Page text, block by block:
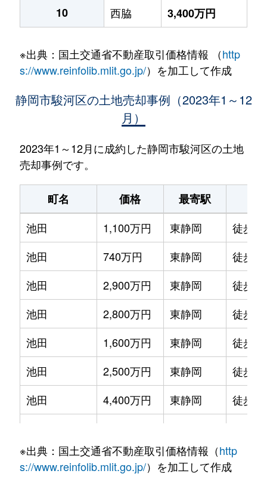
10
西脇 3,400万円
※出典：国土交通省不動産取引価格情報 （http
s://www.reinfolib.mlit.go.jp/）を加工して作成
静岡市駿河区の土地売却事例（2023年1～12
月）
2023年1～12月に成約した静岡市駿河区の土地
売却事例です。
町名 価格 最寄駅
池田
1,100万円 東静岡
徒歩
池田
740万円 東静岡
徒歩
池田
2,900万円 東静岡
徒歩
池田
2,800万円 東静岡
徒歩
池田
1,600万円 東静岡
徒歩
池田
2,500万円 東静岡
徒歩
池田
4,400万円 東静岡
徒歩
稲川
2,100万円 静岡
徒歩
※出典：国土交通省不動産取引価格情報（http
s://www.reinfolib.mlit.go.jp/）を加工して作成